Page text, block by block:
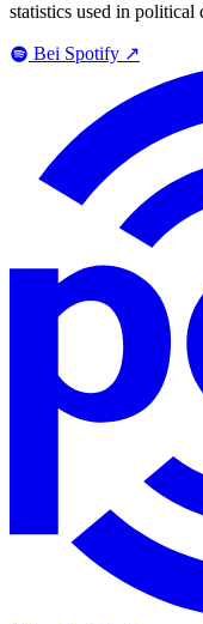
statistics used in political
Bei Spotify ↗